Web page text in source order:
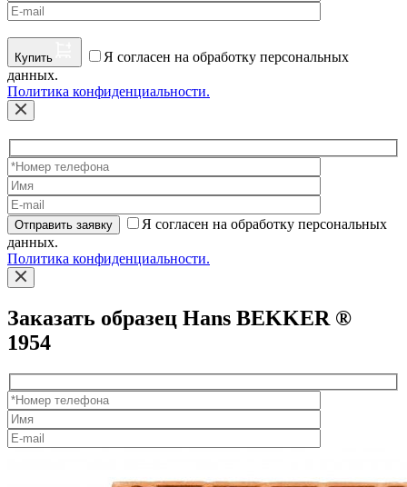
Купить
Я согласен на обработку персональных
данных.
Политика конфиденциальности.
Отправить заявку
Я согласен на обработку персональных
данных.
Политика конфиденциальности.
Заказать образец Hans BEKKER ®
1954